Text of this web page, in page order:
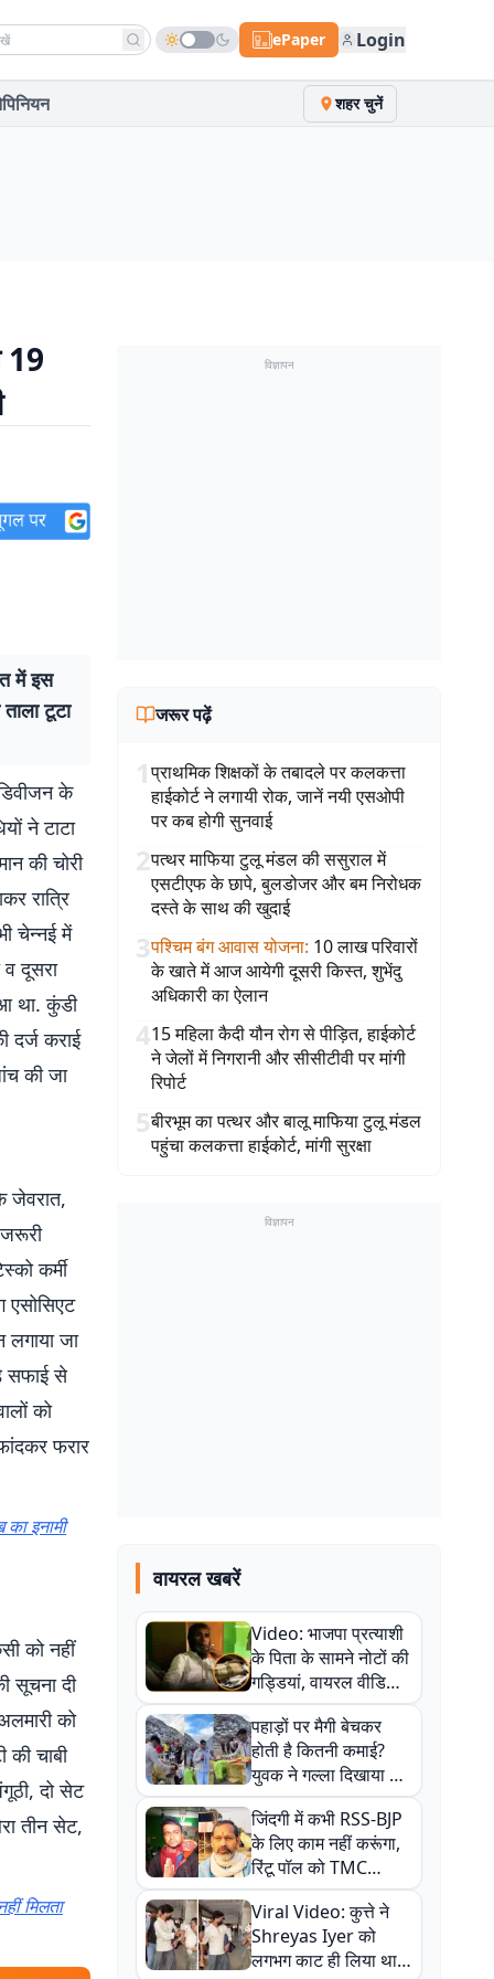
news ePaper Login
शहर चुनें
19
में इस
टूटा
के
ने टाटा
की चोरी
रात्रि
चेन्नई में
व दूसरा
था. कुंडी
दर्ज कराई
की जा
जेवरात,
कर्मी
एसोसिएट
जा
सफाई से
को
फरार
इनामी
को नहीं
सूचना दी
को
की चाबी
दो सेट
तीन सेट,
मिलता
विज्ञापन
जरूर पढ़ें
1प्राथमिक शिक्षकों के तबादले पर कलकत्ता
हाईकोर्ट ने लगायी रोक, जानें नयी एसओपी
पर कब होगी सुनवाई
2पत्थर माफिया टुलू मंडल की ससुराल में
एसटीएफ के छापे, बुलडोजर और बम निरोधक
दस्ते के साथ की खुदाई
3पश्चिम बंग आवास योजना: 10 लाख परिवारों
के खाते में आज आयेगी दूसरी किस्त, शुभेंदु
अधिकारी का ऐलान
415 महिला कैदी यौन रोग से पीड़ित, हाईकोर्ट
ने जेलों में निगरानी और सीसीटीवी पर मांगी
रिपोर्ट
5बीरभूम का पत्थर और बालू माफिया टुलू मंडल
पहुंचा कलकत्ता हाईकोर्ट, मांगी सुरक्षा
विज्ञापन
वायरल खबरें
Video: भाजपा प्रत्याशी
के पिता के सामने नोटों की
गड्डियां, वायरल वीडियो
से राजनीति में उबाल,
अजित महतो बोले- TMC
की गंदी चाल
पहाड़ों पर मैगी बेचकर
होती है कितनी कमाई?
युवक ने गल्ला दिखाया तो
नौकरी वालों के खड़े हो गए
कान
जिंदगी में कभी RSS-BJP
के लिए काम नहीं करूंगा,
रिंटू पॉल को TMC
ऑफिस में ले जाकर पीटा,
Video वायरल
Viral Video: कुत्ते ने
Shreyas Iyer को
लगभग काट ही लिया था,